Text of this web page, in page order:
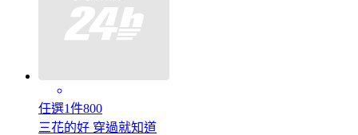
任選1件800
三花的好 穿過就知道